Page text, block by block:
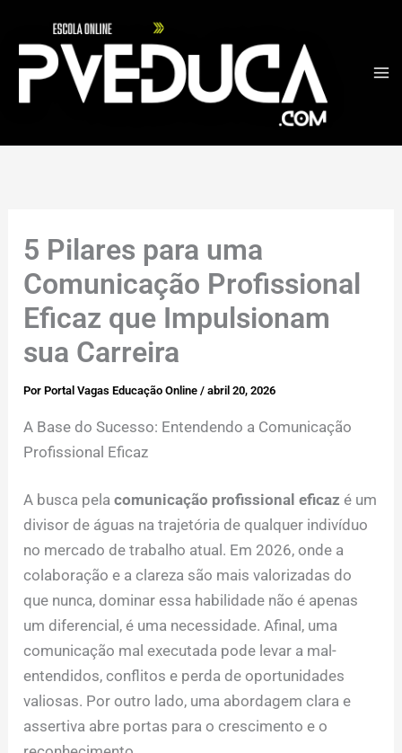
5 Pilares para uma
Comunicação Profissional
Eficaz que Impulsionam
sua Carreira
PorPortal Vagas Educação Online/abril 20, 2026
A Base do Sucesso: Entendendo a Comunicação
Profissional Eficaz
A busca pelacomunicação profissional eficaz é um
divisor de águas na trajetória de qualquer indivíduo
no mercado de trabalho atual. Em 2026, onde a
colaboração e a clareza são mais valorizadas do
que nunca, dominar essa habilidade não é apenas
um diferencial, é uma necessidade. Afinal, uma
comunicação mal executada pode levar a mal-
entendidos, conflitos e perda de oportunidades
valiosas. Por outro lado, uma abordagem clara e
assertiva abre portas para o crescimento e o